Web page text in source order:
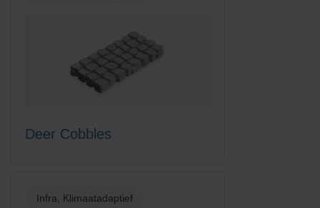
Deer Cobbles
Infra, Klimaatadaptief